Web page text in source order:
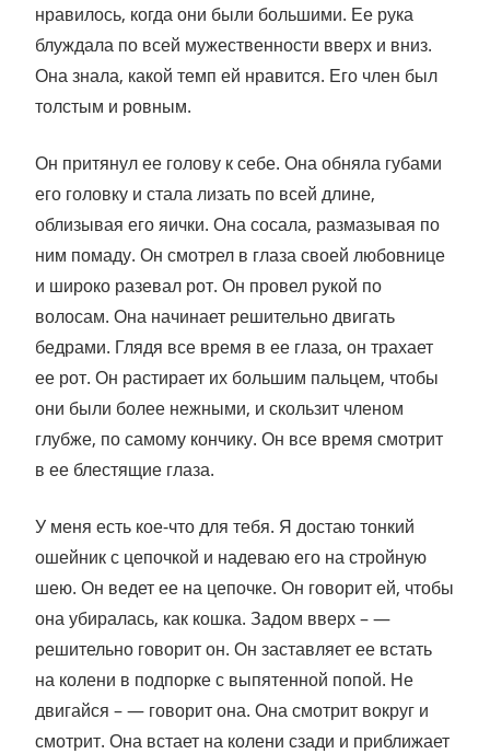
нравилось, когда они были большими. Ее рука
блуждала по всей мужественности вверх и вниз.
Она знала, какой темп ей нравится. Его член был
толстым и ровным.
Он притянул ее голову к себе. Она обняла губами
его головку и стала лизать по всей длине,
облизывая его яички. Она сосала, размазывая по
ним помаду. Он смотрел в глаза своей любовнице
и широко разевал рот. Он провел рукой по
волосам. Она начинает решительно двигать
бедрами. Глядя все время в ее глаза, он трахает
ее рот. Он растирает их большим пальцем, чтобы
они были более нежными, и скользит членом
глубже, по самому кончику. Он все время смотрит
в ее блестящие глаза.
У меня есть кое-что для тебя. Я достаю тонкий
ошейник с цепочкой и надеваю его на стройную
шею. Он ведет ее на цепочке. Он говорит ей, чтобы
она убиралась, как кошка. Задом вверх – —
решительно говорит он. Он заставляет ее встать
на колени в подпорке с выпятенной попой. Не
двигайся – — говорит она. Она смотрит вокруг и
смотрит. Она встает на колени сзади и приближает